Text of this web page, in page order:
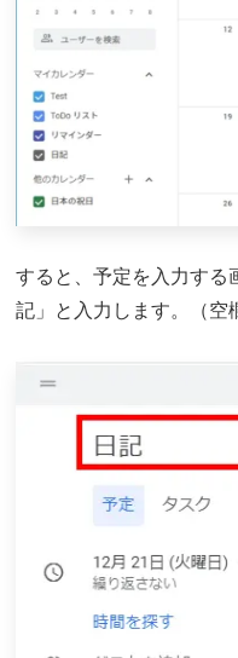
すると、予定を入力する
記」と入力します。（空